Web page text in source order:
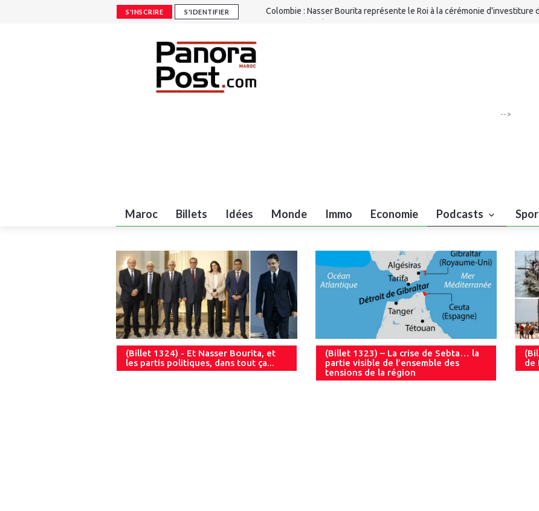
S'INSCRIRE S'IDENTIFIER
Colombie : Nasser Bourita représente le Roi à la cérémonie d'investiture
-->
Maroc Billets Idées Monde Immo Economie Podcasts
(Billet 1324) - Et Nasser Bourita, et
les partis politiques, dans tout ça...
(Billet 1323) – La crise de Sebta… la
partie visible de l’ensemble des
tensions de la région
de